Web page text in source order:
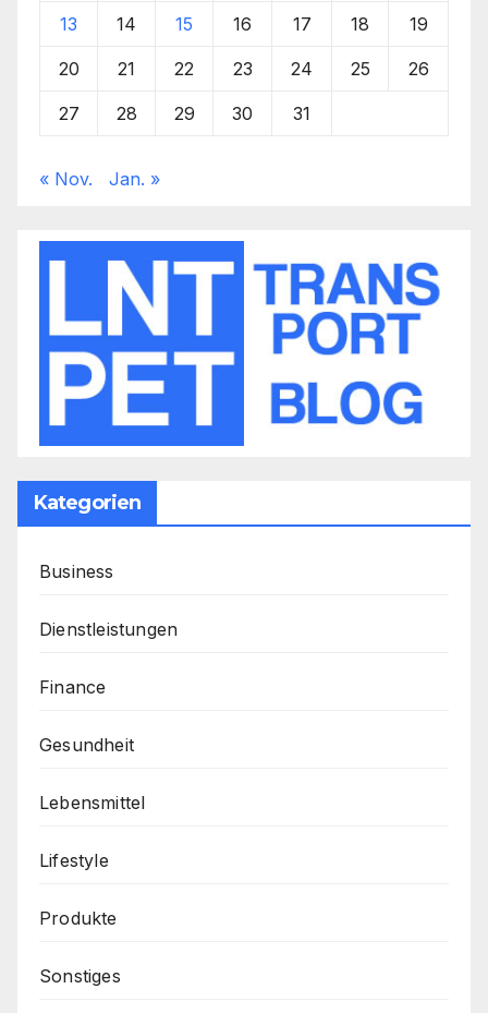
13 14 15 16 17 18 19
20 21 22 23 24 25 26
27 28 29 30 31
« Nov. Jan. »
Kategorien
Business
Dienstleistungen
Finance
Gesundheit
Lebensmittel
Lifestyle
Produkte
Sonstiges